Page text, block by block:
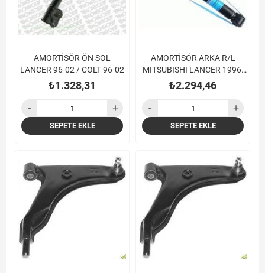
AMORTİSÖR ÖN SOL
LANCER 96-02 / COLT 96-02
₺1.328,31
SEPETE EKLE
AMORTİSÖR ARKA R/L
MITSUBISHI LANCER 1996-
2002 COLT 1996-2003
₺2.294,46
SEPETE EKLE